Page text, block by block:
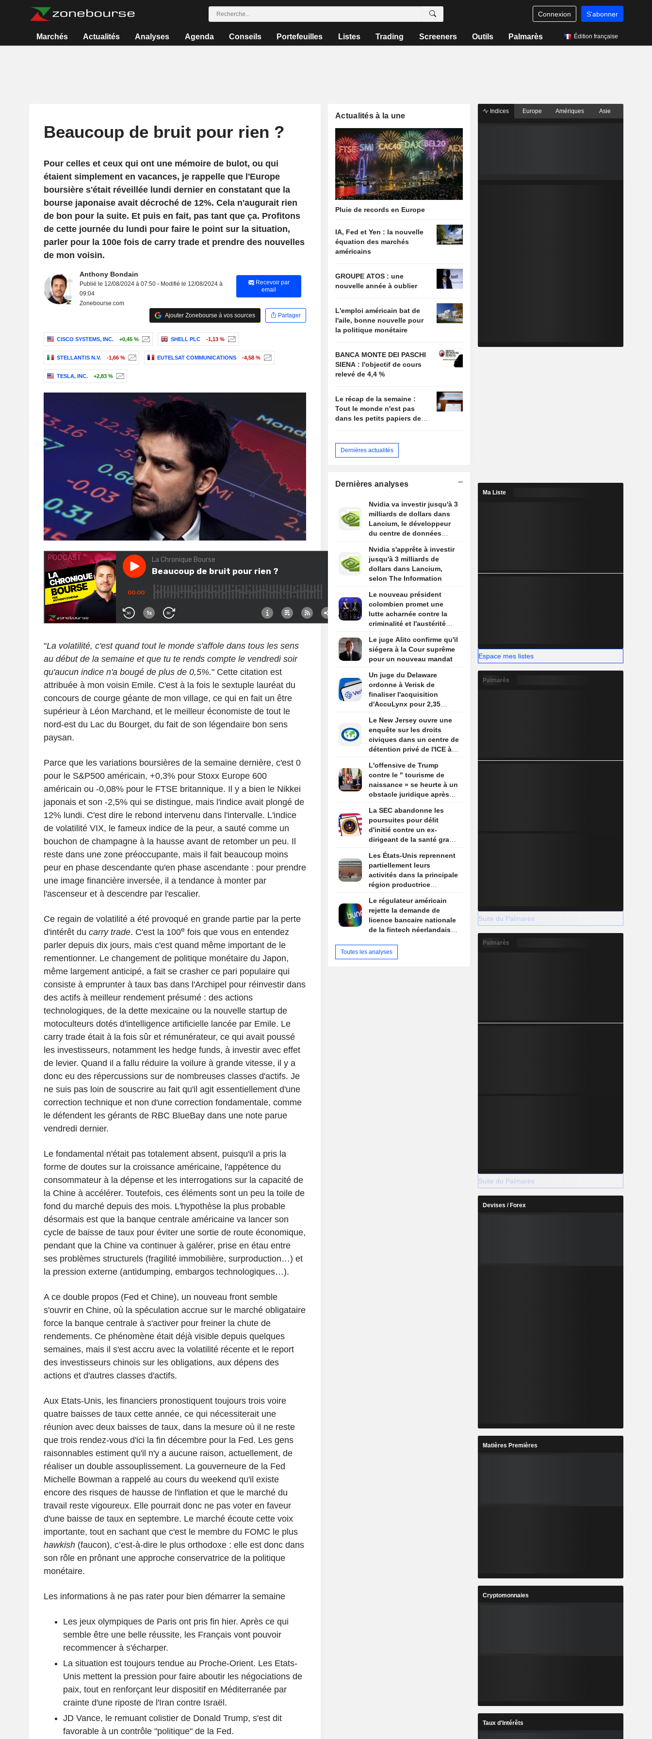
Connexion S'abonner
Marchés Actualités Analyses Agenda Conseils Portefeuilles Listes Trading Screeners Outils Palmarès Édition française
Beaucoup de bruit pour rien ?
Pour celles et ceux qui ont une mémoire de bulot, ou qui
étaient simplement en vacances, je rappelle que l'Europe
boursière s'était réveillée lundi dernier en constatant que la
bourse japonaise avait décroché de 12%. Cela n'augurait rien
de bon pour la suite. Et puis en fait, pas tant que ça. Profitons
de cette journée du lundi pour faire le point sur la situation,
parler pour la 100e fois de carry trade et prendre des nouvelles
de mon voisin.
Anthony Bondain
Publié le 12/08/2024 à 07:50 - Modifié le 12/08/2024 à
09:04
Zonebourse.com
Recevoir par
email
Ajouter Zonebourse à vos sources Partager
CISCO SYSTEMS, INC. +0,45 % SHELL PLC -1,13 %
STELLANTIS N.V. -1,66 % EUTELSAT COMMUNICATIONS -4,58 %
TESLA, INC. +2,83 %
"La volatilité, c'est quand tout le monde s'affole dans tous les sens
au début de la semaine et que tu te rends compte le vendredi soir
qu'aucun indice n'a bougé de plus de 0,5%." Cette citation est
attribuée à mon voisin Emile. C'est à la fois le sextuple lauréat du
concours de courge géante de mon village, ce qui en fait un être
supérieur à Léon Marchand, et le meilleur économiste de tout le
nord-est du Lac du Bourget, du fait de son légendaire bon sens
paysan.
Parce que les variations boursières de la semaine dernière, c'est 0
pour le S&P500 américain, +0,3% pour Stoxx Europe 600
américain ou -0,08% pour le FTSE britannique. Il y a bien le Nikkei
japonais et son -2,5% qui se distingue, mais l'indice avait plongé de
12% lundi. C'est dire le rebond intervenu dans l'intervalle. L'indice
de volatilité VIX, le fameux indice de la peur, a sauté comme un
bouchon de champagne à la hausse avant de retomber un peu. Il
reste dans une zone préoccupante, mais il fait beaucoup moins
peur en phase descendante qu'en phase ascendante : pour prendre
une image financière inversée, il a tendance à monter par
l'ascenseur et à descendre par l'escalier.
Ce regain de volatilité a été provoqué en grande partie par la perte
d'intérêt du carry trade. C'est la 100efois que vous en entendez
parler depuis dix jours, mais c'est quand même important de le
rementionner. Le changement de politique monétaire du Japon,
même largement anticipé, a fait se crasher ce pari populaire qui
consiste à emprunter à taux bas dans l'Archipel pour réinvestir dans
des actifs à meilleur rendement présumé : des actions
technologiques, de la dette mexicaine ou la nouvelle startup de
motoculteurs dotés d'intelligence artificielle lancée par Emile. Le
carry trade était à la fois sûr et rémunérateur, ce qui avait poussé
les investisseurs, notamment les hedge funds, à investir avec effet
de levier. Quand il a fallu réduire la voilure à grande vitesse, il y a
donc eu des répercussions sur de nombreuses classes d'actifs. Je
ne suis pas loin de souscrire au fait qu'il agit essentiellement d'une
correction technique et non d'une correction fondamentale, comme
le défendent les gérants de RBC BlueBay dans une note parue
vendredi dernier.
Le fondamental n'était pas totalement absent, puisqu'il a pris la
forme de doutes sur la croissance américaine, l'appétence du
consommateur à la dépense et les interrogations sur la capacité de
la Chine à accélérer. Toutefois, ces éléments sont un peu la toile de
fond du marché depuis des mois. L'hypothèse la plus probable
désormais est que la banque centrale américaine va lancer son
cycle de baisse de taux pour éviter une sortie de route économique,
pendant que la Chine va continuer à galérer, prise en étau entre
ses problèmes structurels (fragilité immobilière, surproduction…) et
la pression externe (antidumping, embargos technologiques…).
A ce double propos (Fed et Chine), un nouveau front semble
s'ouvrir en Chine, où la spéculation accrue sur le marché obligataire
force la banque centrale à s'activer pour freiner la chute de
rendements. Ce phénomène était déjà visible depuis quelques
semaines, mais il s'est accru avec la volatilité récente et le report
des investisseurs chinois sur les obligations, aux dépens des
actions et d'autres classes d'actifs.
Aux Etats-Unis, les financiers pronostiquent toujours trois voire
quatre baisses de taux cette année, ce qui nécessiterait une
réunion avec deux baisses de taux, dans la mesure où il ne reste
que trois rendez-vous d'ici la fin décembre pour la Fed. Les gens
raisonnables estiment qu'il n'y a aucune raison, actuellement, de
réaliser un double assouplissement. La gouverneure de la Fed
Michelle Bowman a rappelé au cours du weekend qu'il existe
encore des risques de hausse de l'inflation et que le marché du
travail reste vigoureux. Elle pourrait donc ne pas voter en faveur
d'une baisse de taux en septembre. Le marché écoute cette voix
importante, tout en sachant que c'est le membre du FOMC le plus
hawkish(faucon), c’est-à-dire le plus orthodoxe : elle est donc dans
son rôle en prônant une approche conservatrice de la politique
monétaire.
Les informations à ne pas rater pour bien démarrer la semaine
Les jeux olympiques de Paris ont pris fin hier. Après ce qui
semble être une belle réussite, les Français vont pouvoir
recommencer à s'écharper.
La situation est toujours tendue au Proche-Orient. Les Etats-
Unis mettent la pression pour faire aboutir les négociations de
paix, tout en renforçant leur dispositif en Méditerranée par
crainte d'une riposte de l'Iran contre Israël.
JD Vance, le remuant colistier de Donald Trump, s'est dit
favorable à un contrôle "politique" de la Fed.
Actualités à la une
Pluie de records en Europe
IA, Fed et Yen : la nouvelle
équation des marchés
américains
GROUPE ATOS : une
nouvelle année à oublier
L'emploi américain bat de
l'aile, bonne nouvelle pour
la politique monétaire
BANCA MONTE DEI PASCHI
SIENA : l'objectif de cours
relevé de 4,4 %
Le récap de la semaine :
Tout le monde n'est pas
dans les petits papiers de
Dernières actualités
Dernières analyses
Nvidia va investir jusqu'à 3
milliards de dollars dans
Lancium, le développeur
du centre de données
Information
Nvidia s'apprête à investir
jusqu'à 3 milliards de
dollars dans Lancium,
selon The Information
Le nouveau président
colombien promet une
lutte acharnée contre la
criminalité et l'austérité
discours d'investiture
Le juge Alito confirme qu'il
siégera à la Cour suprême
pour un nouveau mandat
Un juge du Delaware
ordonne à Verisk de
finaliser l'acquisition
d'AccuLynx pour 2,35
Le New Jersey ouvre une
enquête sur les droits
civiques dans un centre de
détention privé de l'ICE à
L'offensive de Trump
contre le " tourisme de
naissance » se heurte à un
obstacle juridique après
suprême
La SEC abandonne les
poursuites pour délit
d'initié contre un ex-
dirigeant de la santé gracié
Les États-Unis reprennent
partiellement leurs
activités dans la principale
région productrice
Le régulateur américain
rejette la demande de
licence bancaire nationale
de la fintech néerlandaise
Toutes les analyses
Indices Europe Amériques Asie
Ma Liste
Espace mes listes
Palmarès
Suite du Palmarès
Palmarès
Suite du Palmarès
Devises / Forex
Matières Premières
Cryptomonnaies
Taux d'Intérêts